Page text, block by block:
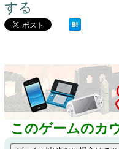
する
このゲームのカ